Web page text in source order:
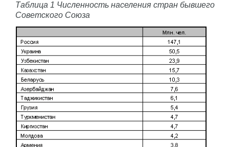
Таблица 1 Численность населения стран бывшего
Советского Союза